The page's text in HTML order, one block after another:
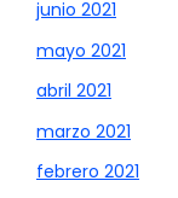
junio 2021
mayo 2021
abril 2021
marzo 2021
febrero 2021